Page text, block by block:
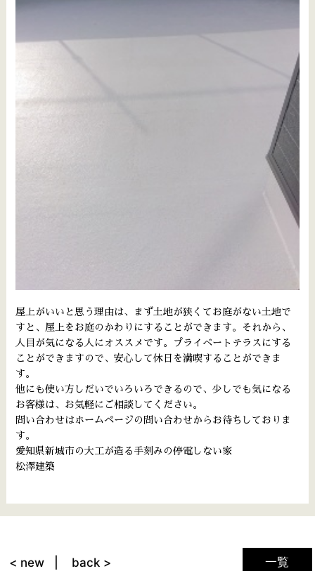
屋上がいいと思う理由は、まず土地が狭くてお庭がない土地で
すと、屋上をお庭のかわりにすることができます。それから、
人目が気になる人にオススメです。プライベートテラスにする
ことができますので、安心して休日を満喫することができま
す。
他にも使い方しだいでいろいろできるので、少しでも気になる
お客様は、お気軽にご相談してください。
問い合わせはホームページの問い合わせからお待ちしておりま
す。
愛知県新城市の大工が造る手刻みの停電しない家
松澤建築
一覧
< new back >